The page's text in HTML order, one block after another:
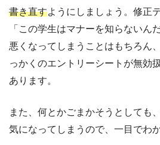
書き直すようにしましょう。修正
「この学生はマナーを知らないん
悪くなってしまうことはもちろん
っかくのエントリーシートが無効
あります。
また、何とかごまかそうとしても
気になってしまうので、一目でわ